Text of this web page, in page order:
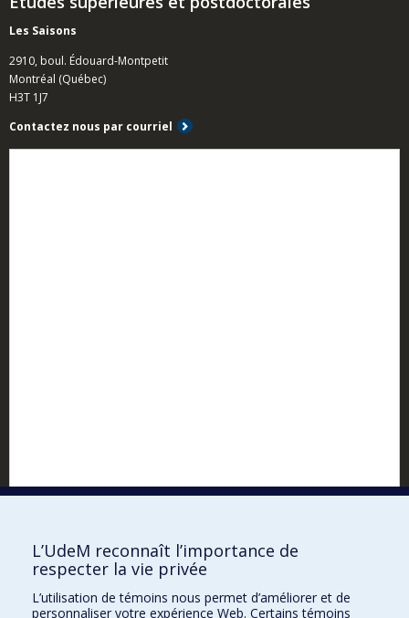
Les Saisons
2910, boul. Édouard-Montpetit
Montréal (Québec)
H3T 1J7
Contactez nous par courriel
L’UdeM reconnaît l’importance de
respecter la vie privée
L’utilisation de témoins nous permet d’améliorer et de
personnaliser votre expérience Web. Certains témoins